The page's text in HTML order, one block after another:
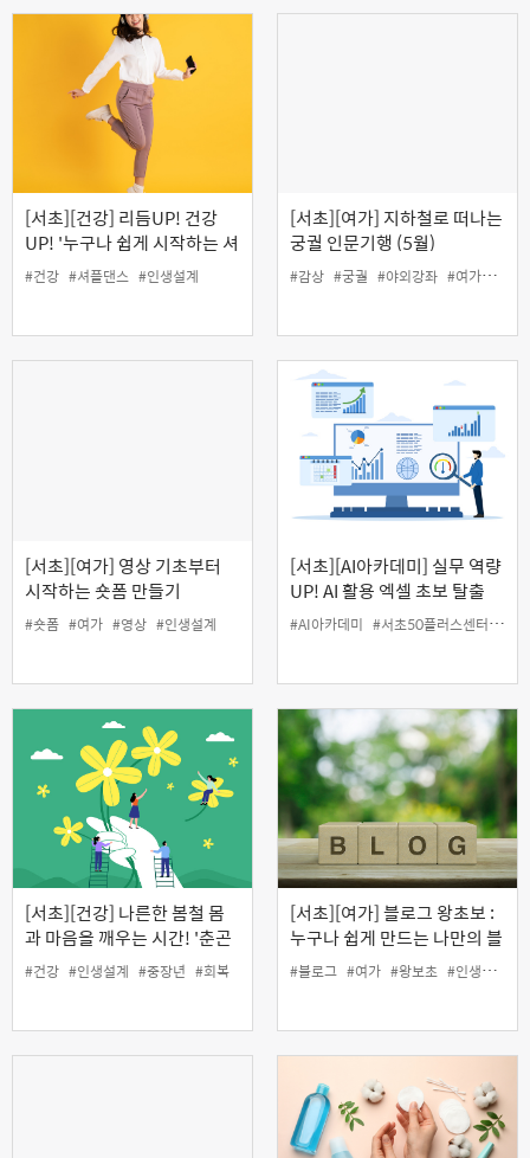
[서초][건강] 리듬UP! 건강
UP! '누구나 쉽게 시작하는 셔
플댄스' (5월)
#건강 #셔플댄스 #인생설계
[서초][여가] 지하철로 떠나는
궁궐 인문기행 (5월)
#감상 #궁궐 #야외강좌 #여가 #인생
[서초][여가] 영상 기초부터
시작하는 숏폼 만들기
#숏폼 #여가 #영상 #인생설계
[서초][AI아카데미] 실무 역량
UP! AI 활용 엑셀 초보 탈출
#AI아카데미 #서초50플러스센터 #엑
[서초][건강] 나른한 봄철 몸
과 마음을 깨우는 시간! '춘곤
증 대신 회복탄력성 깨우기'
(온라인)
#건강 #인생설계 #중장년 #회복
[서초][여가] 블로그 왕초보 :
누구나 쉽게 만드는 나만의 블
로그
#블로그 #여가 #왕보초 #인생설계